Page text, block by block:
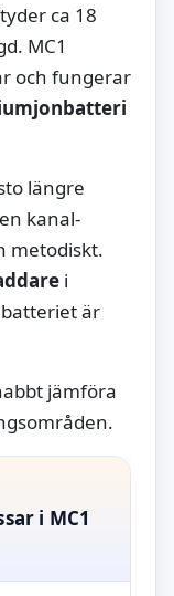
ca 18
MC1
och fungerar
längre
kanal-
metodiskt.
i
är
jämföra
i MC1